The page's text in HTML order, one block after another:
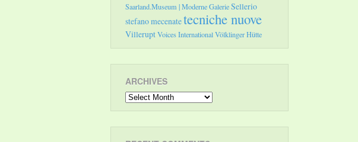
Saarland.Museum | Moderne GalerieSellerio
stefano mecenatetecniche nuove
VilleruptVoices InternationalVölklinger Hütte
ARCHIVES
Archives